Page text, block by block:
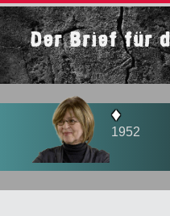
Der Brief für
1952